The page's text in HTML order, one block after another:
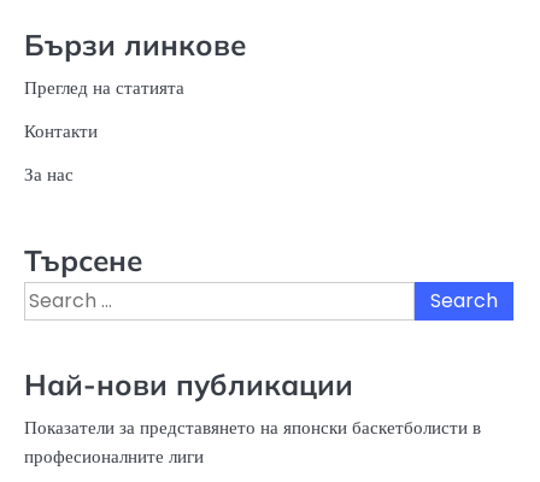
Бързи линкове
Преглед на статията
Контакти
За нас
Търсене
Search
for:
Най-нови публикации
Показатели за представянето на японски баскетболисти в
професионалните лиги